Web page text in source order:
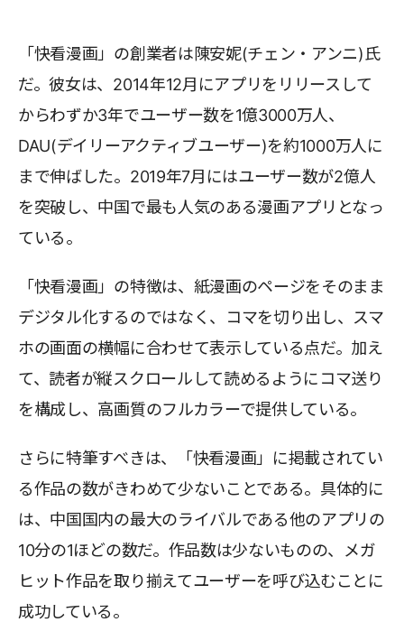
「快看漫画」の創業者は陳安妮(チェン・アンニ)氏
だ。彼女は、2014年12月にアプリをリリースして
からわずか3年でユーザー数を1億3000万人、
DAU(デイリーアクティブユーザー)を約1000万人に
まで伸ばした。2019年7月にはユーザー数が2億人
を突破し、中国で最も人気のある漫画アプリとなっ
ている。
「快看漫画」の特徴は、紙漫画のページをそのまま
デジタル化するのではなく、コマを切り出し、スマ
ホの画面の横幅に合わせて表示している点だ。加え
て、読者が縦スクロールして読めるようにコマ送り
を構成し、高画質のフルカラーで提供している。
さらに特筆すべきは、「快看漫画」に掲載されてい
る作品の数がきわめて少ないことである。具体的に
は、中国国内の最大のライバルである他のアプリの
10分の1ほどの数だ。作品数は少ないものの、メガ
ヒット作品を取り揃えてユーザーを呼び込むことに
成功している。